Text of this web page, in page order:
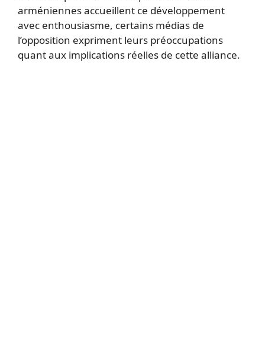
arméniennes accueillent ce développement
avec enthousiasme, certains médias de
l’opposition expriment leurs préoccupations
quant aux implications réelles de cette alliance.